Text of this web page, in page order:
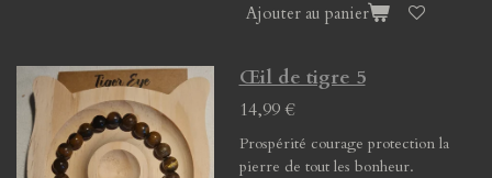
Ajouter au panier
Œil de tigre 5
14,99 €
Prospérité courage protection la
pierre de tout les bonheur.